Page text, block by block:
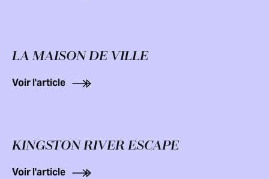
LA MAISON DE VILLE
Voir l'article
KINGSTON RIVER ESCAPE
Voir l'article